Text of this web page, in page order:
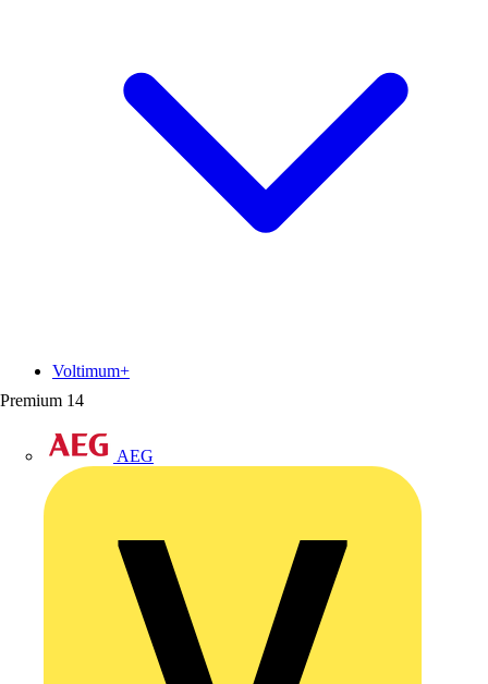
Premium 14
AEG
Voltimum+